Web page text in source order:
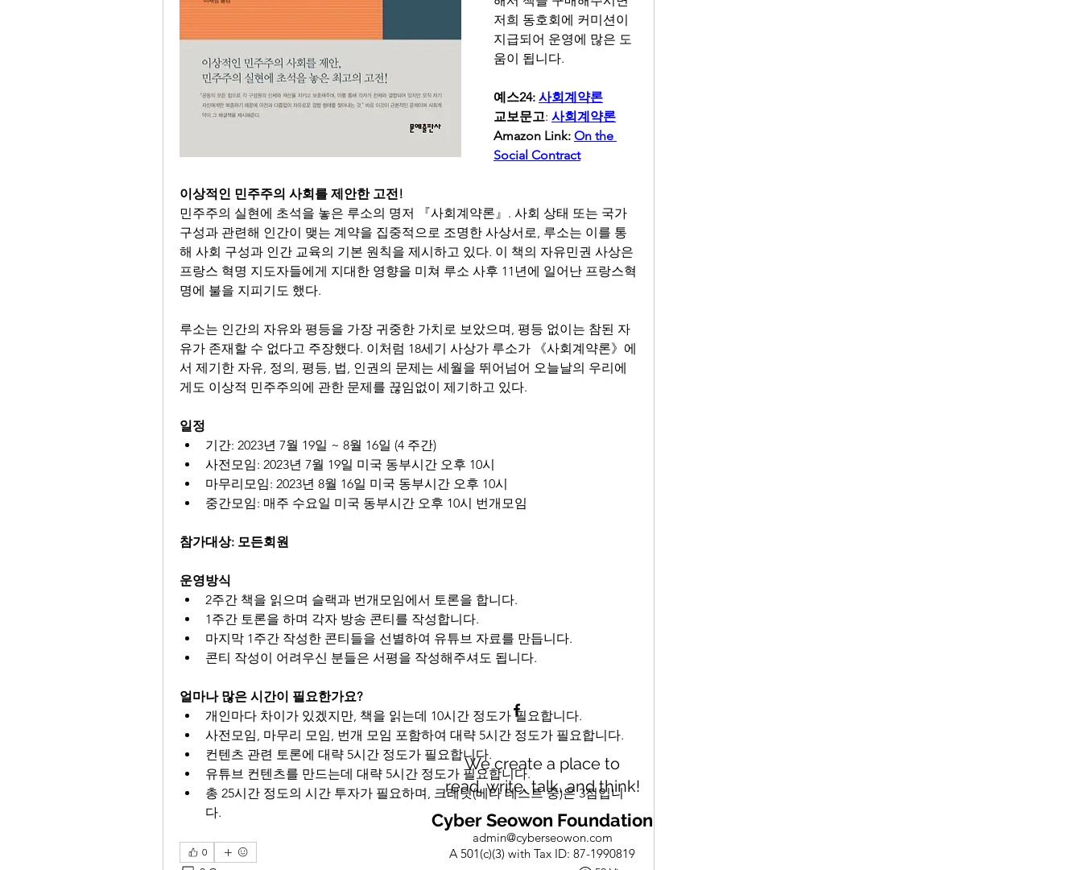
저희 동호회에 커미션이
지급되어 운영에 많은 도
움이 됩니다.
예스24: 사회계약론
교보문고: 사회계약론
Amazon Link: On the
Social Contract
이상적인 민주주의 사회를 제안한 고전!
민주주의 실현에 초석을 놓은 루소의 명저 『사회계약론』. 사회 상태 또는 국가
구성과 관련해 인간이 맺는 계약을 집중적으로 조명한 사상서로, 루소는 이를 통
해 사회 구성과 인간 교육의 기본 원칙을 제시하고 있다. 이 책의 자유민권 사상은
프랑스 혁명 지도자들에게 지대한 영향을 미쳐 루소 사후 11년에 일어난 프랑스혁
명에 불을 지피기도 했다.
루소는 인간의 자유와 평등을 가장 귀중한 가치로 보았으며, 평등 없이는 참된 자
유가 존재할 수 없다고 주장했다. 이처럼 18세기 사상가 루소가 《사회계약론》에
서 제기한 자유, 정의, 평등, 법, 인권의 문제는 세월을 뛰어넘어 오늘날의 우리에
게도 이상적 민주주의에 관한 문제를 끊임없이 제기하고 있다.
일정
기간: 2023년 7월 19일 ~ 8월 16일 (4 주간)
사전모임: 2023년 7월 19일 미국 동부시간 오후 10시
마무리모임: 2023년 8월 16일 미국 동부시간 오후 10시
중간모임: 매주 수요일 미국 동부시간 오후 10시 번개모임
참가대상: 모든회원
운영방식
2주간 책을 읽으며 슬랙과 번개모임에서 토론을 합니다.
1주간 토론을 하며 각자 방송 콘티를 작성합니다.
마지막 1주간 작성한 콘티들을 선별하여 유튜브 자료를 만듭니다.
콘티 작성이 어려우신 분들은 서평을 작성해주셔도 됩니다.
얼마나 많은 시간이 필요한가요?
개인마다 차이가 있겠지만, 책을 읽는데 10시간 정도가 필요합니다.
사전모임, 마무리 모임, 번개 모임 포함하여 대략 5시간 정도가 필요합니다.
컨텐츠 관련 토론에 대략 5시간 정도가 필요합니다.
유튜브 컨텐츠를 만드는데 대략 5시간 정도가 필요합니다.
총 25시간 정도의 시간 투자가 필요하며, 크레딧(베타 테스트 중)은 3점입니
다.
0
We create a place to
read, write, talk, and think!
Cyber Seowon Foundation
admin@cyberseowon.com
A 501(c)(3) with Tax ID: 87-1990819